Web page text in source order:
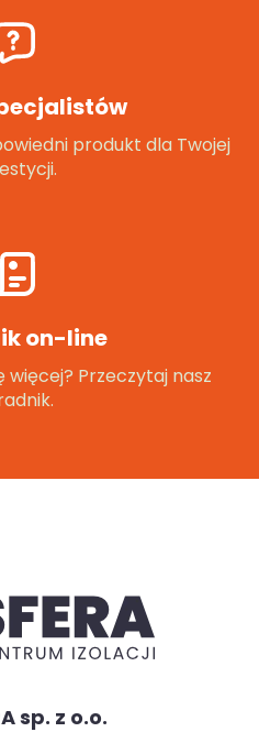
produkt dla Twojej
on-line
więcej? Przeczytaj nasz
sp. z o.o.